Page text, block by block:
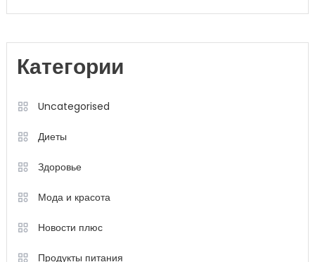
Категории
Uncategorised
Диеты
Здоровье
Мода и красота
Новости плюс
Продукты питания